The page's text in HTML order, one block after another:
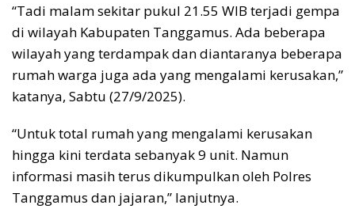
“Tadi malam sekitar pukul 21.55 WIB terjadi gempa
di wilayah Kabupaten Tanggamus. Ada beberapa
wilayah yang terdampak dan diantaranya beberapa
rumah warga juga ada yang mengalami kerusakan,”
katanya, Sabtu (27/9/2025).
“Untuk total rumah yang mengalami kerusakan
hingga kini terdata sebanyak 9 unit. Namun
informasi masih terus dikumpulkan oleh Polres
Tanggamus dan jajaran,” lanjutnya.